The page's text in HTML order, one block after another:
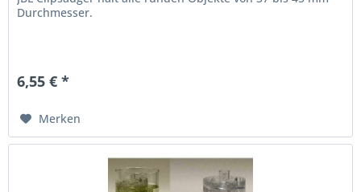
Durchmesser.
6,55 € *
Merken